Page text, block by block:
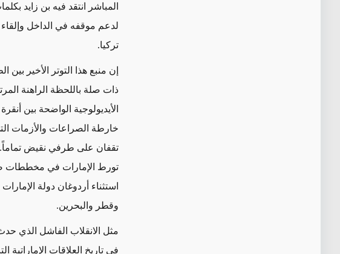
المباشر انتقد فيه بن زايد
لدعم موقفه في الداخل وإلقاء
تركيا.
إن منبع هذا التوتر الأخير
ذات صلة باللحظة الراهنة
الأيديولوجية الواضحة بين
خارطة الصراعات والأزمات
تقفان على طرفي نقيض تماماً.
تورط الإمارات في مخططات
وقطر والبحرين.
في تاريخ العلاقات